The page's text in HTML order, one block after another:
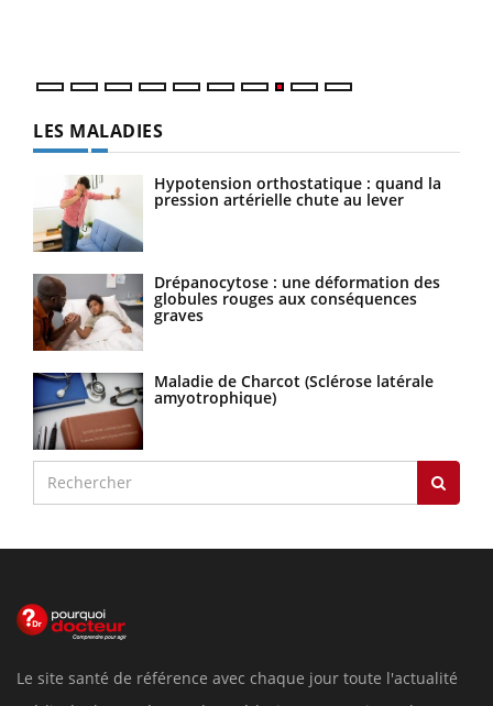
LES MALADIES
Hypotension orthostatique : quand la
pression artérielle chute au lever
Drépanocytose : une déformation des
globules rouges aux conséquences
graves
Maladie de Charcot (Sclérose latérale
amyotrophique)
Le site santé de référence avec chaque jour toute l'actualité